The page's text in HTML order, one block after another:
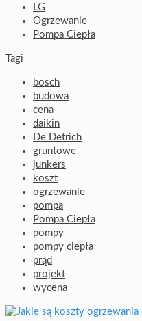
LG
Ogrzewanie
Pompa Ciepła
Tagi
bosch
budowa
cena
daikin
De Detrich
gruntowe
junkers
koszt
ogrzewanie
pompa
Pompa Ciepła
pompy
pompy ciepła
prąd
projekt
wycena